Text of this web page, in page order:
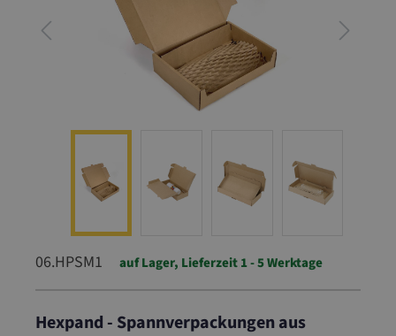
06.HPSM1 auf Lager, Lieferzeit 1 - 5 Werktage
Hexpand - Spannverpackungen aus